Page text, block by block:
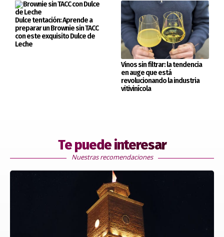
Dulce tentación: Aprende a
preparar un Brownie sin TACC
con este exquisito Dulce de
Leche
Vinos sin filtrar: la tendencia
en auge que está
revolucionando la industria
vitivinícola
Te puede interesar
Nuestras recomendaciones